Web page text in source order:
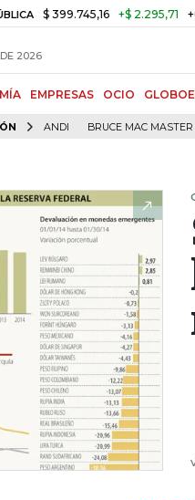
$ 399.745,16 +$ 2.295,71 +0,58%
2026
EMPRESAS OCIO
ANDI BRUCE MAC MASTER